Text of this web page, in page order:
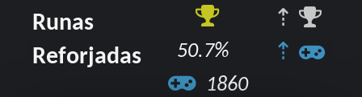
Runas
Reforjadas
50.7%
1860
⇡
⇡